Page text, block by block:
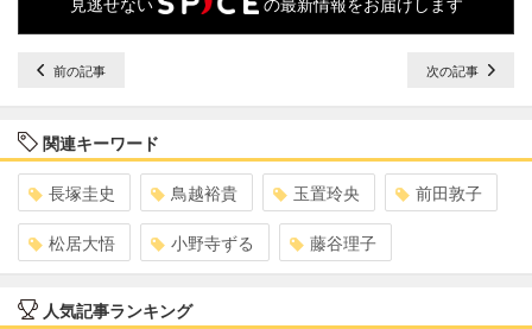
前の記事 次の記事
関連キーワード
長塚圭史 鳥越裕貴 玉置玲央 前田敦子
松居大悟 小野寺ずる 藤谷理子
人気記事ランキング